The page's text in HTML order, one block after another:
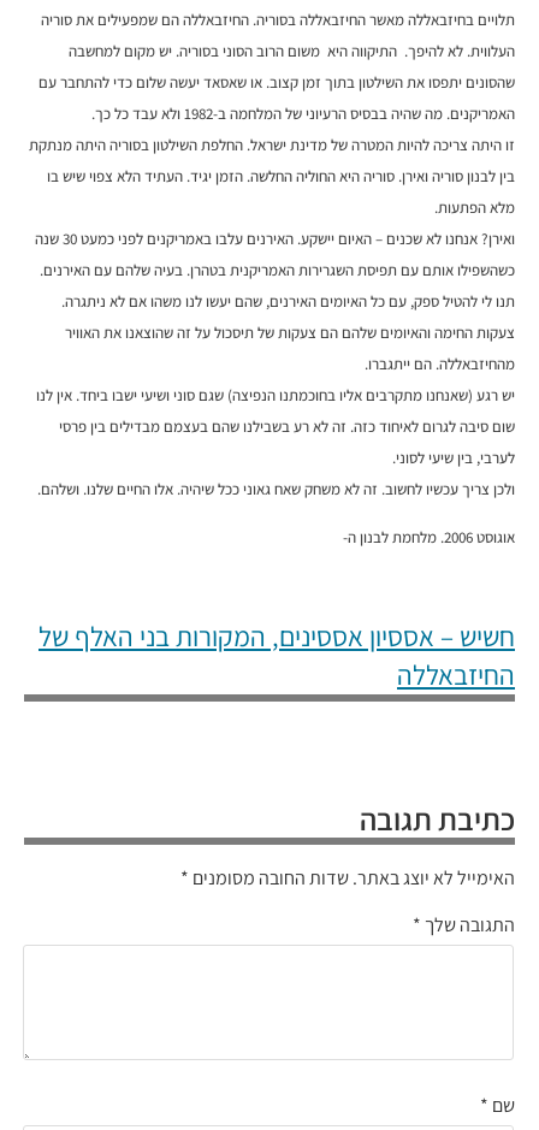
תלויים בחיזבאללה מאשר החיזבאללה בסוריה. החיזבאללה הם שמפעילים את סוריה
העלווית. לא להיפך. התיקווה היא משום הרוב הסוני בסוריה. יש מקום למחשבה
שהסונים יתפסו את השילטון בתוך זמן קצוב. או שאסאד יעשה שלום כדי להתחבר עם
האמריקנים. מה שהיה בבסיס הרעיוני של המלחמה ב-1982 ולא עבד כל כך.
זו היתה צריכה להיות המטרה של מדינת ישראל. החלפת השילטון בסוריה היתה מנתקת
בין לבנון סוריה ואירן. סוריה היא החוליה החלשה. הזמן יגיד. העתיד הלא צפוי שיש בו
מלא הפתעות.
ואירן? אנחנו לא שכנים – האיום יישקע. האירנים עלבו באמריקנים לפני כמעט 30 שנה
כשהשפילו אותם עם תפיסת השגרירות האמריקנית בטהרן. בעיה שלהם עם האירנים.
תנו לי להטיל ספק, עם כל האיומים האירנים, שהם יעשו לנו משהו אם לא ניתגרה.
צעקות החימה והאיומים שלהם הם צעקות של תיסכול על זה שהוצאנו את האוויר
מהחיזבאללה. הם ייתגברו.
יש רגע (שאנחנו מתקרבים אליו בחוכמתנו הנפיצה) שגם סוני ושיעי ישבו ביחד. אין לנו
שום סיבה לגרום לאיחוד כזה. זה לא רע בשבילנו שהם בעצמם מבדילים בין פרסי
לערבי, בין שיעי לסוני.
ולכן צריך עכשיו לחשוב. זה לא משחק שאח גאוני ככל שיהיה. אלו החיים שלנו. ושלהם.
אוגוסט 2006. מלחמת לבנון ה-
חשיש – אססיון אססינים, המקורות בני האלף של
החיזבאללה
כתיבת תגובה
האימייל לא יוצג באתר.שדות החובה מסומנים *
התגובה שלך *
שם *